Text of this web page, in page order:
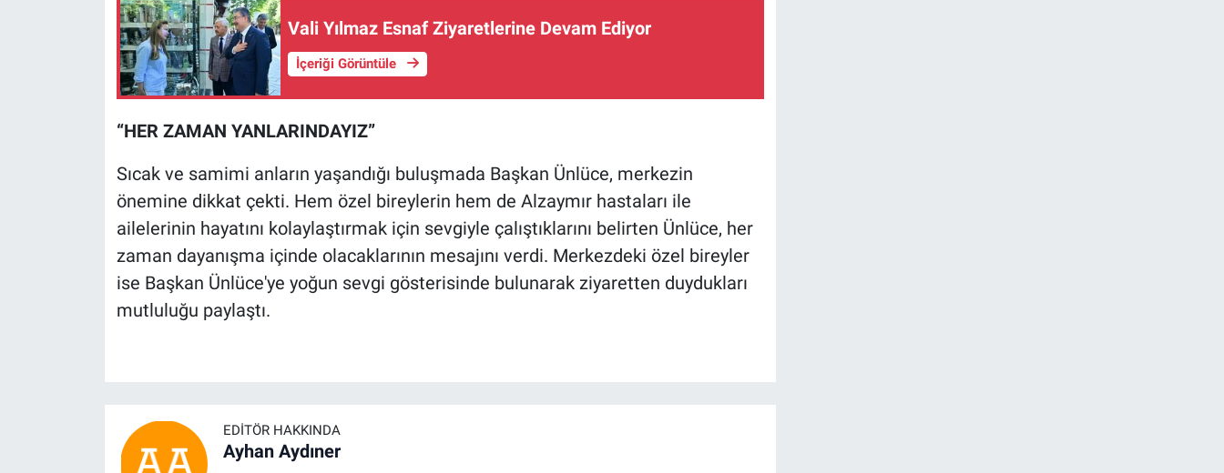
Vali Yılmaz Esnaf Ziyaretlerine Devam Ediyor
İçeriği Görüntüle
“HER ZAMAN YANLARINDAYIZ”
Sıcak ve samimi anların yaşandığı buluşmada Başkan Ünlüce, merkezin
önemine dikkat çekti. Hem özel bireylerin hem de Alzaymır hastaları ile
ailelerinin hayatını kolaylaştırmak için sevgiyle çalıştıklarını belirten Ünlüce, her
zaman dayanışma içinde olacaklarının mesajını verdi. Merkezdeki özel bireyler
ise Başkan Ünlüce'ye yoğun sevgi gösterisinde bulunarak ziyaretten duydukları
mutluluğu paylaştı.
EDITÖR HAKKINDA
Ayhan Aydıner